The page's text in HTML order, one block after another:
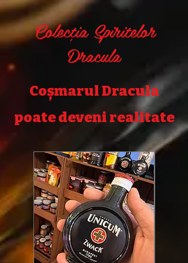
Colecția Spiritelor
Dracula
Coșmarul Dracula
poate deveni realitate